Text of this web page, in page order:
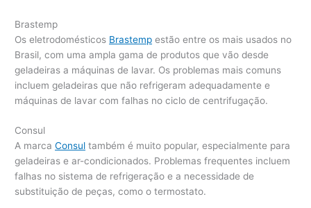
Brastemp
Os eletrodomésticos Brastemp estão entre os mais usados no
Brasil, com uma ampla gama de produtos que vão desde
geladeiras a máquinas de lavar. Os problemas mais comuns
incluem geladeiras que não refrigeram adequadamente e
máquinas de lavar com falhas no ciclo de centrifugação.
Consul
A marcaConsul também é muito popular, especialmente para
geladeiras e ar-condicionados. Problemas frequentes incluem
falhas no sistema de refrigeração e a necessidade de
substituição de peças, como o termostato.